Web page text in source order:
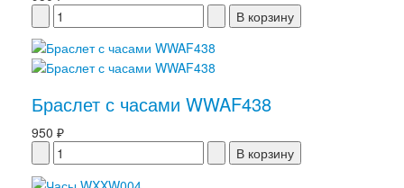
Браслет с часами WWAF438
950 ₽